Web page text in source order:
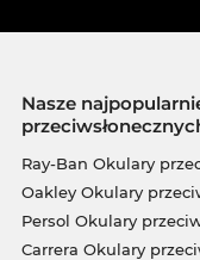
Nasze
Ray-Ban Okulary
Oakley Okulary
Persol Okulary
Carrera Okulary